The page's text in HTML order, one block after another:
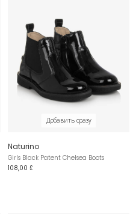
Добавить сразу
Naturino
Girls Black Patent Chelsea Boots
108,00 £